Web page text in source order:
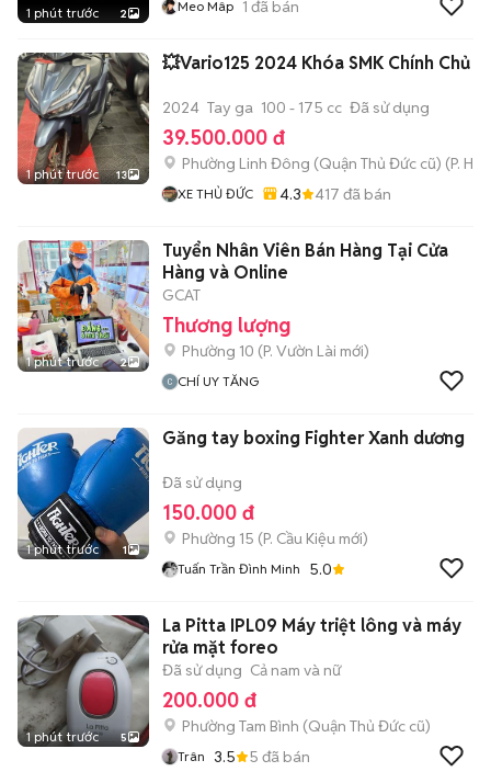
1 phút trước 2 Meo Mâp 1 đã bán
1 phút trước 13
💥Vario125 2024 Khóa SMK Chính Chủ
2024 Tay ga 100 - 175 cc Đã sử dụng
39.500.000 đ
Phường Linh Đông (Quận Thủ Đức cũ) (P.
XE THỦ ĐỨC 4.3 417 đã bán
1 phút trước 2
Tuyển Nhân Viên Bán Hàng Tại Cửa
Hàng và Online
GCAT
Thương lượng
Phường 10 (P. Vườn Lài mới)
CHÍ UY TĂNG
1 phút trước 1
Găng tay boxing Fighter Xanh dương
Đã sử dụng
150.000 đ
Phường 15 (P. Cầu Kiệu mới)
Tuấn Trần Đình Minh 5.0
1 phút trước 5
La Pitta IPL09 Máy triệt lông và máy
rửa mặt foreo
Đã sử dụng Cả nam và nữ
200.000 đ
Phường Tam Bình (Quận Thủ Đức cũ)
Trân 3.5 5 đã bán